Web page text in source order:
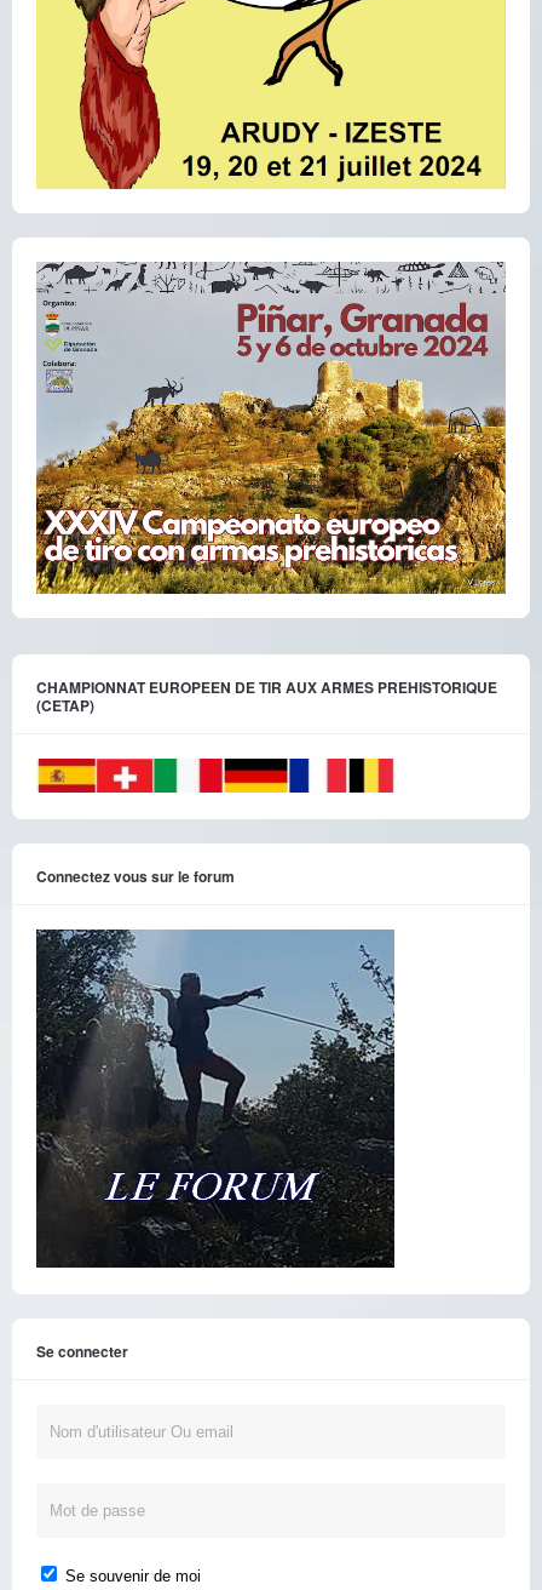
CHAMPIONNAT EUROPEEN DE TIR AUX ARMES PREHISTORIQUE
(CETAP)
Connectez vous sur le forum
Se connecter
Se souvenir de moi